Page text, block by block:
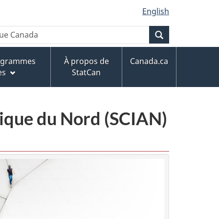
English
À propos de
StatCan
Canada.ca
du Nord (SCIAN)